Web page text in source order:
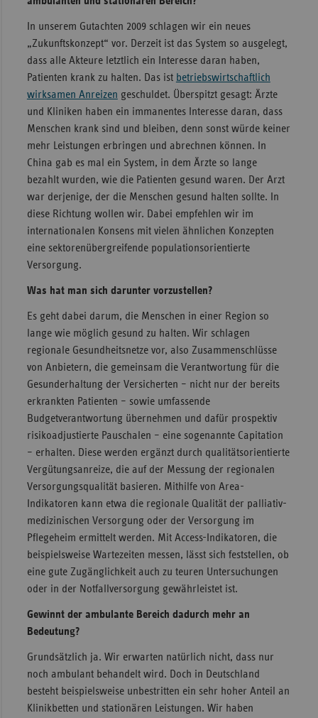
In unserem Gutachten 2009 schlagen wir ein neues
„Zukunftskonzept“ vor. Derzeit ist das System so ausgelegt,
dass alle Akteure letztlich ein Interesse daran haben,
Patienten krank zu halten. Das ist betriebswirtschaftlich
wirksamen Anreizen geschuldet. Überspitzt gesagt: Ärzte
und Kliniken haben ein immanentes Interesse daran, dass
Menschen krank sind und bleiben, denn sonst würde keiner
mehr Leistungen erbringen und abrechnen können. In
China gab es mal ein System, in dem Ärzte so lange
bezahlt wurden, wie die Patienten gesund waren. Der Arzt
war derjenige, der die Menschen gesund halten sollte. In
diese Richtung wollen wir. Dabei empfehlen wir im
internationalen Konsens mit vielen ähnlichen Konzepten
eine sektorenübergreifende populationsorientierte
Versorgung.
Was hat man sich darunter vorzustellen?
Es geht dabei darum, die Menschen in einer Region so
lange wie möglich gesund zu halten. Wir schlagen
regionale Gesundheitsnetze vor, also Zusammenschlüsse
von Anbietern, die gemeinsam die Verantwortung für die
Gesunderhaltung der Versicherten – nicht nur der bereits
erkrankten Patienten – sowie umfassende
Budgetverantwortung übernehmen und dafür prospektiv
risikoadjustierte Pauschalen – eine sogenannte Capitation
– erhalten. Diese werden ergänzt durch qualitätsorientierte
Vergütungsanreize, die auf der Messung der regionalen
Versorgungsqualität basieren. Mithilfe von Area-
Indikatoren kann etwa die regionale Qualität der palliativ-
medizinischen Versorgung oder der Versorgung im
Pflegeheim ermittelt werden. Mit Access-Indikatoren, die
beispielsweise Wartezeiten messen, lässt sich feststellen, ob
eine gute Zugänglichkeit auch zu teuren Untersuchungen
oder in der Notfallversorgung gewährleistet ist.
Gewinnt der ambulante Bereich dadurch mehr an
Bedeutung?
Grundsätzlich ja. Wir erwarten natürlich nicht, dass nur
noch ambulant behandelt wird. Doch in Deutschland
besteht beispielsweise unbestritten ein sehr hoher Anteil an
Klinikbetten und stationären Leistungen. Wir haben